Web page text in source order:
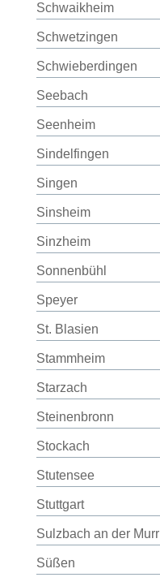
Schwaikheim
Schwetzingen
Schwieberdingen
Seebach
Seenheim
Sindelfingen
Singen
Sinsheim
Sinzheim
Sonnenbühl
Speyer
St. Blasien
Stammheim
Starzach
Steinenbronn
Stockach
Stutensee
Stuttgart
Sulzbach an der Murr
Süßen